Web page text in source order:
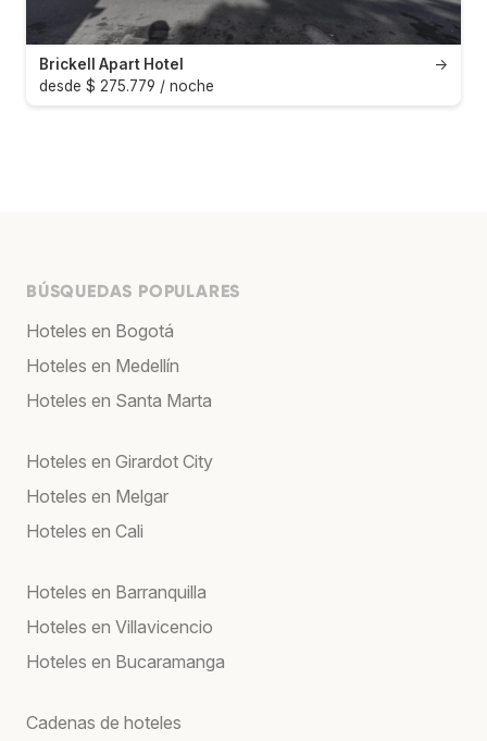
→
Brickell Apart Hotel
desde $ 275.779 / noche
BÚSQUEDAS POPULARES
Hoteles en Bogotá
Hoteles en Medellín
Hoteles en Santa Marta
Hoteles en Girardot City
Hoteles en Melgar
Hoteles en Cali
Hoteles en Barranquilla
Hoteles en Villavicencio
Hoteles en Bucaramanga
Cadenas de hoteles